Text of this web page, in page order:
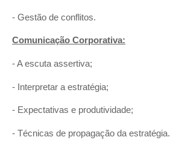
- Gestão de conflitos.
Comunicação Corporativa:
- A escuta assertiva;
- Interpretar a estratégia;
- Expectativas e produtividade;
- Técnicas de propagação da estratégia.